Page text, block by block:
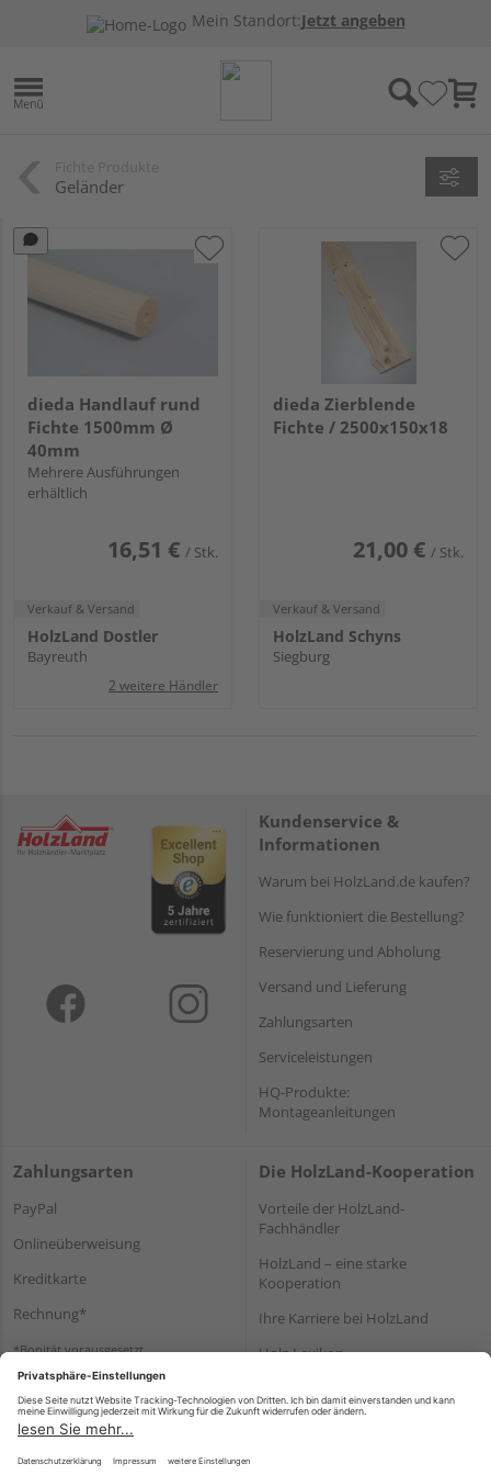
Mein Standort:Jetzt angeben
Geländer
dieda Handlauf rund
Fichte 1500mm Ø
40mm
Mehrere Ausführungen
erhältlich
16,51 € / Stk.
Verkauf & Versand
HolzLand Dostler
Bayreuth
2 weitere Händler
dieda Zierblende
Fichte / 2500x150x18
21,00 € / Stk.
Verkauf & Versand
HolzLand Schyns
Siegburg
Kundenservice &
Informationen
Warum bei HolzLand.de kaufen?
Wie funktioniert die Bestellung?
Reservierung und Abholung
Versand und Lieferung
Zahlungsarten
Serviceleistungen
HQ-Produkte:
Montageanleitungen
Zahlungsarten
PayPal
Onlineüberweisung
Kreditkarte
Rechnung*
*Bonität vorausgesetzt
Die HolzLand-Kooperation
Vorteile der HolzLand-
Fachhändler
HolzLand – eine starke
Kooperation
Ihre Karriere bei HolzLand
Holz-Lexikon